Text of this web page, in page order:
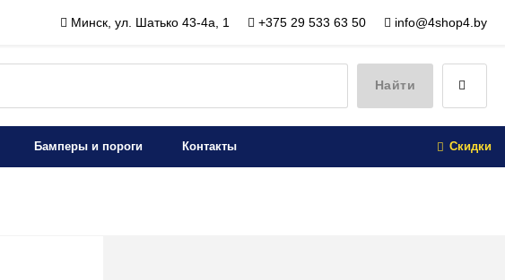
Минск, ул. Шатько 43-4а, 1 +375 29 533 63 50 info@4shop4.by
Найти
Бамперы и пороги Контакты Скидки